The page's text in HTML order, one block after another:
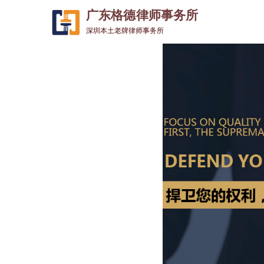
广东格德律师事务所
深圳本土老牌律师事务所